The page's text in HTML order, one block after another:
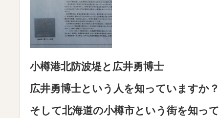
小樽港北防波堤と広井勇博士
広井勇博士という人を知っていますか？
そして北海道の小樽市という街を知っ